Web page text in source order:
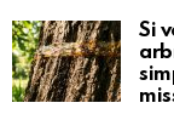
Si